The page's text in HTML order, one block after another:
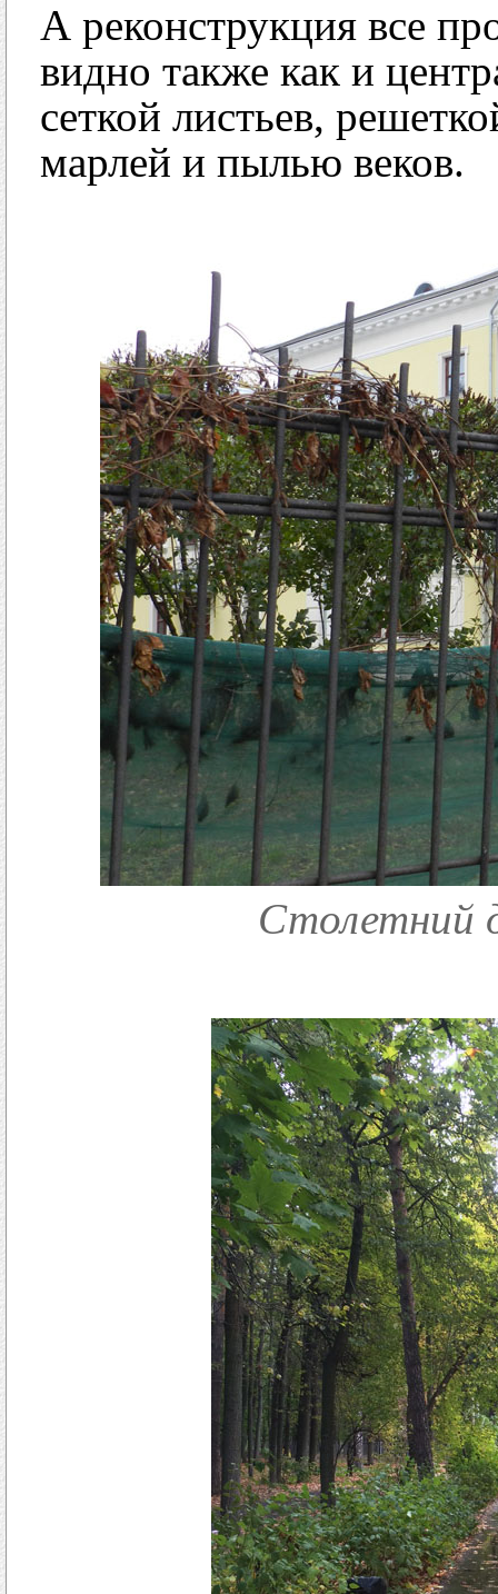
А реконструкция все
видно также как и
сеткой листьев,
марлей и пылью веков.
Столетний